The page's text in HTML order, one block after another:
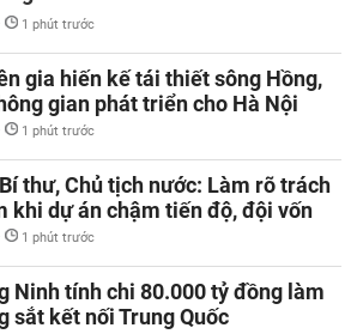
1 phút trước
gia hiến kế tái thiết sông Hồng,
gian phát triển cho Hà Nội
1 phút trước
thư, Chủ tịch nước: Làm rõ trách
khi dự án chậm tiến độ, đội vốn
1 phút trước
Ninh tính chi 80.000 tỷ đồng làm
sắt kết nối Trung Quốc